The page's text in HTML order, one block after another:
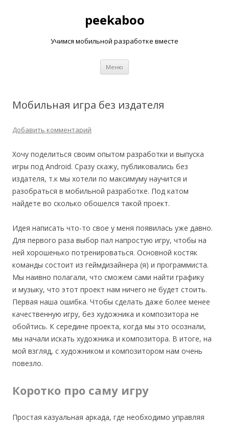
peekaboo
Учимся мобильной разработке вместе
Меню
Мобильная игра без издателя
Добавить комментарий
Хочу поделиться своим опытом разработки и выпуска
игры под Android. Сразу скажу, публиковались без
издателя, т.к мы хотели по максимуму научится и
разобраться в мобильной разработке. Под катом
найдете во сколько обошелся такой проект.
Идея написать что-то свое у меня появилась уже давно.
Для первого раза выбор пал напростую игру, чтобы на
ней хорошенько потренироваться. Основной костяк
команды состоит из геймдизайнера (я) и программиста.
Мы наивно полагали, что сможем сами найти графику
и музыку, что этот проект нам ничего не будет стоить.
Первая наша ошибка. Чтобы сделать даже более менее
качественную игру, без художника и композитора не
обойтись. К середине проекта, когда мы это осознали,
мы начали искать художника и композитора. В итоге, на
мой взгляд, с художником и композитором нам очень
повезло.
Коротко про саму игру
Простая казуальная аркада, где необходимо управляя